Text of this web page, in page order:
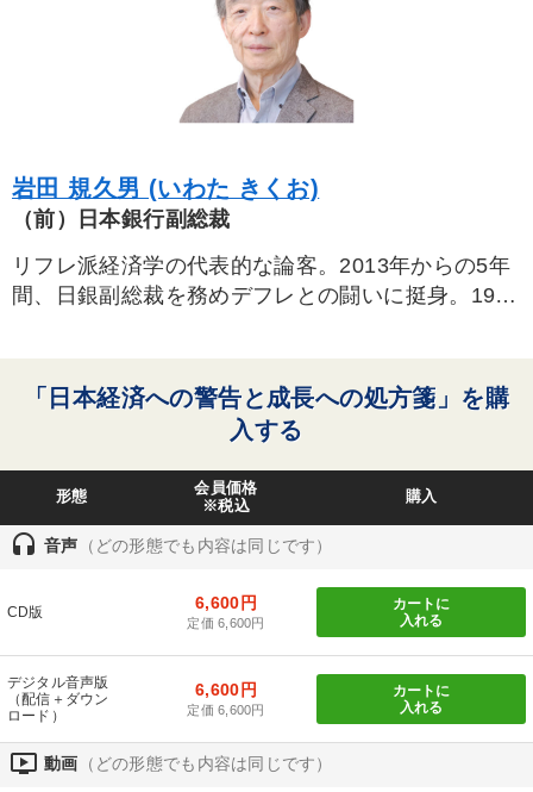
岩田 規久男 (いわた きくお)
（前）日本銀行副総裁
リフレ派経済学の代表的な論客。2013年からの5年
間、日銀副総裁を務めデフレとの闘いに挺身。1942
得満期退学。学習院大学経済学部教授などを歴任す
る。専門は金融論・都市経済学。
「日本経済への警告と成長への処方箋」を購
入する
形態
会員価格
※税込
購入
headset 音声 （どの形態でも内容は同じです）
CD版 6,600円
定価 6,600円
カートに
入れる
デジタル音声版
（配信＋ダウン
ロード）
6,600円
定価 6,600円
カートに
入れる
ondemand_video 動画 （どの形態でも内容は同じです）